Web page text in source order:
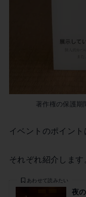
著作権の保護期
イベントのポイント
それぞれ紹介します
夜
あわせて読みたい